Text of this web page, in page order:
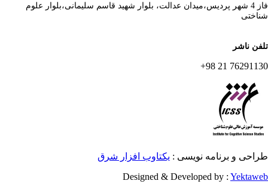
فاز 4 شهر پردیس،میدان عدالت، بلوار شهید قاسم سلیمانی،بلوار علوم
ناشر
76291130 21
و برنامه نویسی : یکتاوب افزار شرق
Designed & Developed by :